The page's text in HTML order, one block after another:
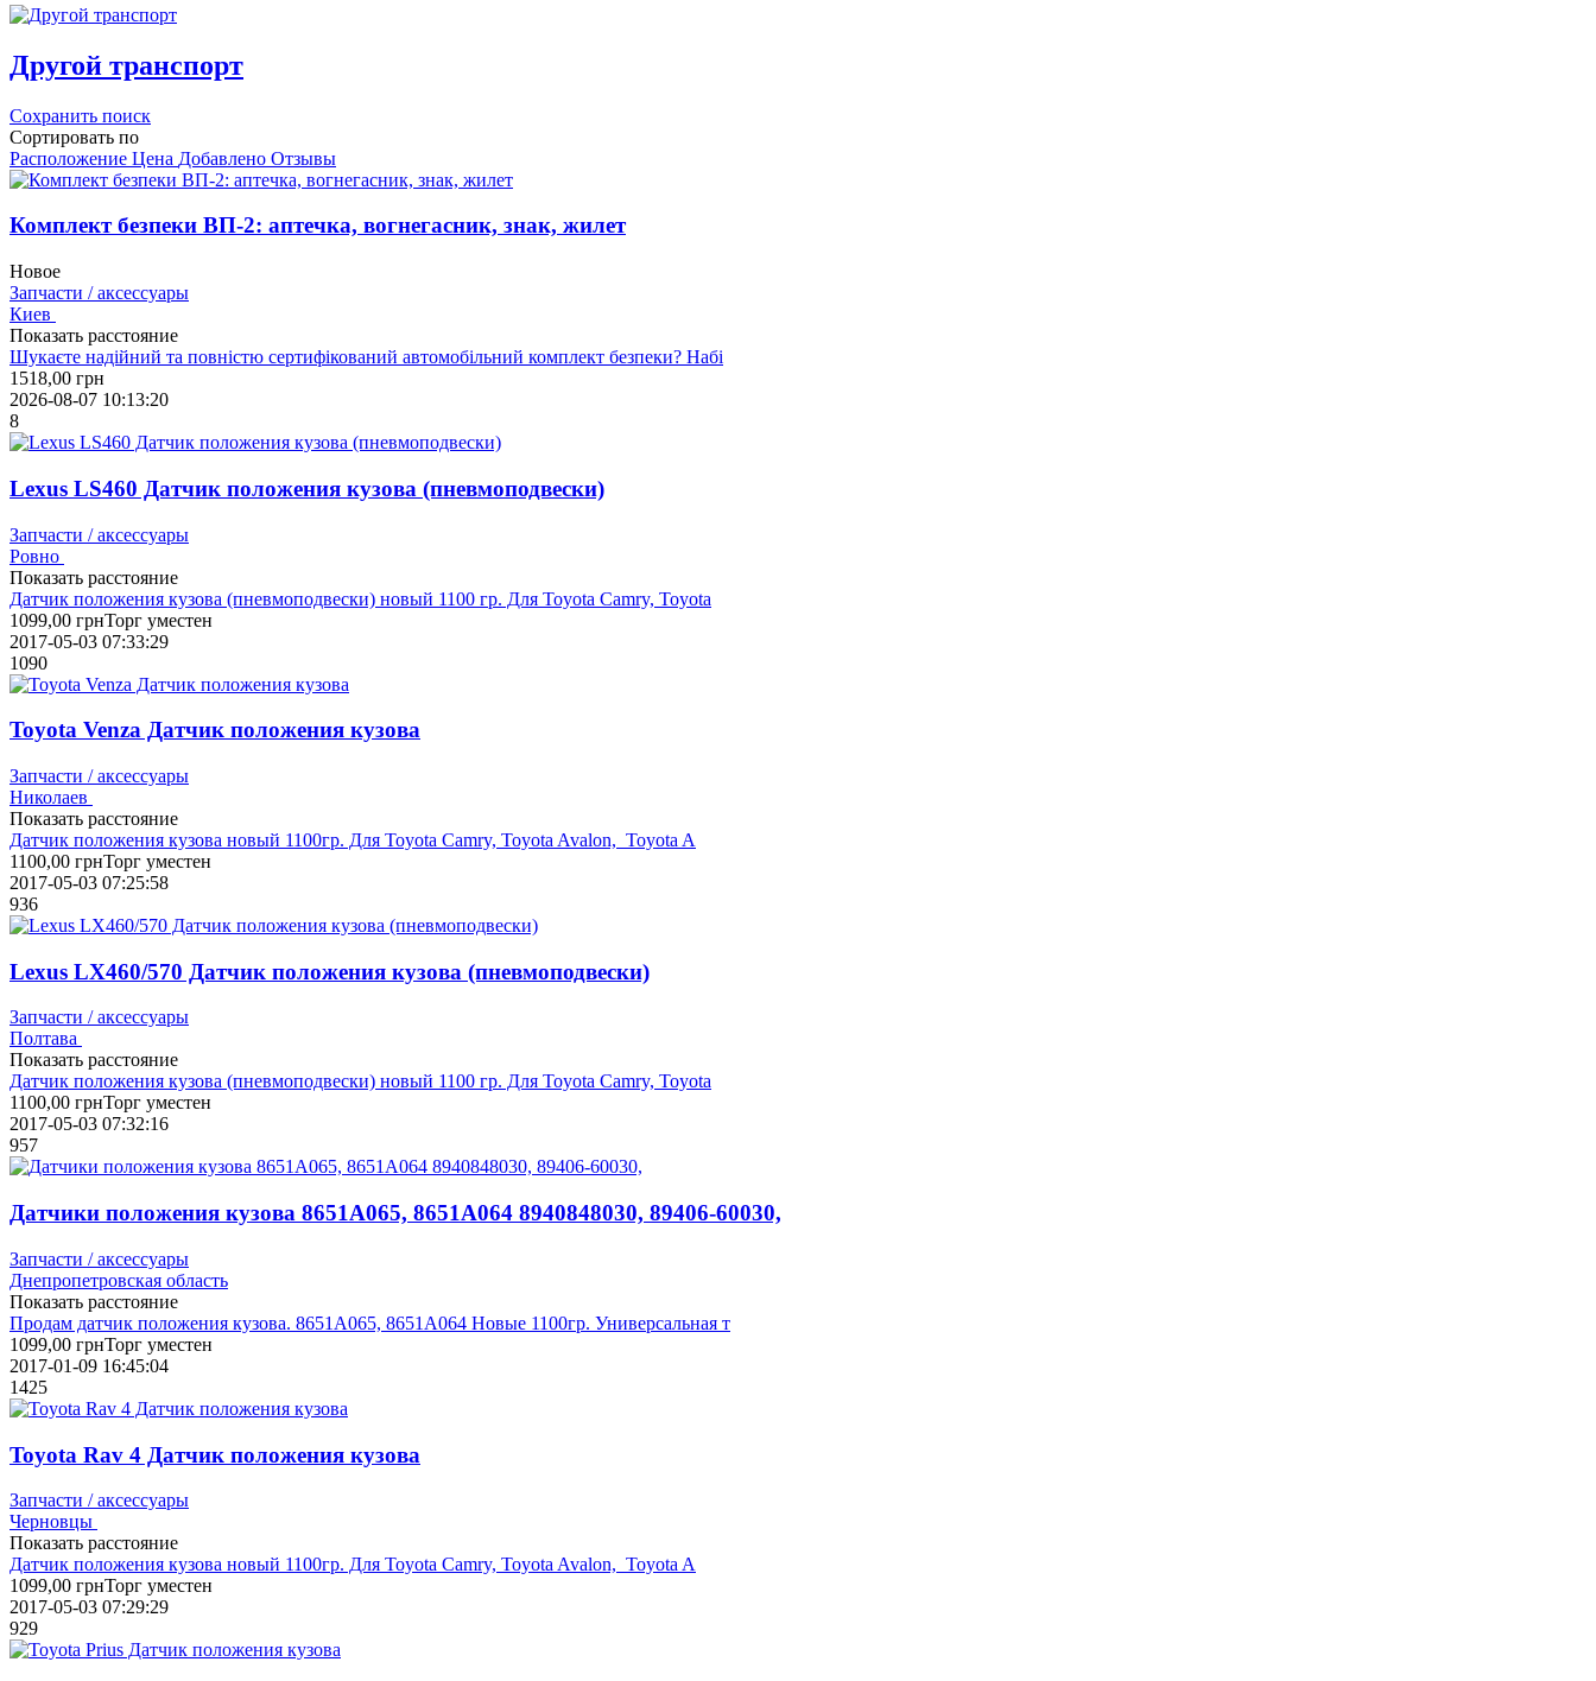
Другой транспорт
Сохранить поиск
Сортировать по
Расположение Цена Добавлено Отзывы
Комплект безпеки ВП-2: аптечка, вогнегасник, знaк, жилет
Новое
Запчасти / аксессуары
Киев
Показать расстояние
Шукаєте надійний та повністю сертифікований автомобільний комплект безпеки? Набі
1518,00 грн
2026-08-07 10:13:20
8
Lexus LS460 Датчик положения кузова (пневмоподвески)
Запчасти / аксессуары
Ровно
Показать расстояние
Датчик положения кузова (пневмоподвески) новый 1100 гр. Для Toyota Camry, Toyota
1099,00 грнТорг уместен
2017-05-03 07:33:29
1090
Toyota Venza Датчик положения кузова
Запчасти / аксессуары
Николаев
Показать расстояние
Датчик положения кузова новый 1100гр. Для Toyota Camry, Toyota Avalon, Toyota A
1100,00 грнТорг уместен
2017-05-03 07:25:58
936
Lexus LX460/570 Датчик положения кузова (пневмоподвески)
Запчасти / аксессуары
Полтава
Показать расстояние
Датчик положения кузова (пневмоподвески) новый 1100 гр. Для Toyota Camry, Toyota
1100,00 грнТорг уместен
2017-05-03 07:32:16
957
Датчики положения кузова 8651A065, 8651A064 8940848030, 89406-60030,
Запчасти / аксессуары
Днепропетровская область
Показать расстояние
Продам датчик положения кузова. 8651A065, 8651A064 Новые 1100гр. Универсальная т
1099,00 грнТорг уместен
2017-01-09 16:45:04
1425
Toyota Rav 4 Датчик положения кузова
Запчасти / аксессуары
Черновцы
Показать расстояние
Датчик положения кузова новый 1100гр. Для Toyota Camry, Toyota Avalon, Toyota A
1099,00 грнТорг уместен
2017-05-03 07:29:29
929